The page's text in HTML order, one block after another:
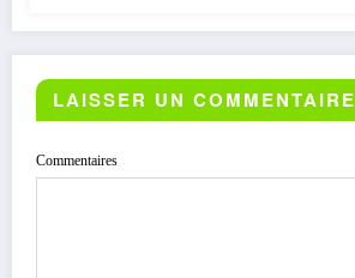
LAISSER UN COMMENTAIRE
Commentaires